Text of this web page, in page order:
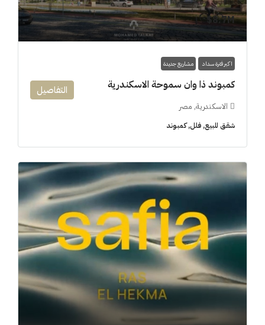
8.7M$
اكبر فترة سداد مشاريع جديدة
كمبوند ذا وان سموحة الاسكندرية
الاسكندرية, مصر
شقق للبيع, فلل, كمبوند
التفاصيل